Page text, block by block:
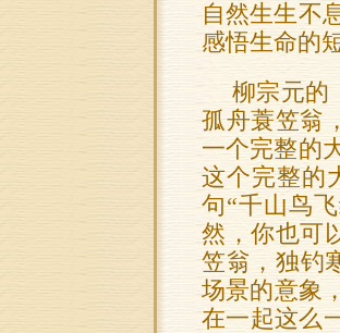
自然生生不
感悟生命的
柳宗元的
孤舟蓑笠翁
一个完整的
这个完整的
句“千山鸟
然，你也可
笠翁，独钓
场景的意象
在一起这么